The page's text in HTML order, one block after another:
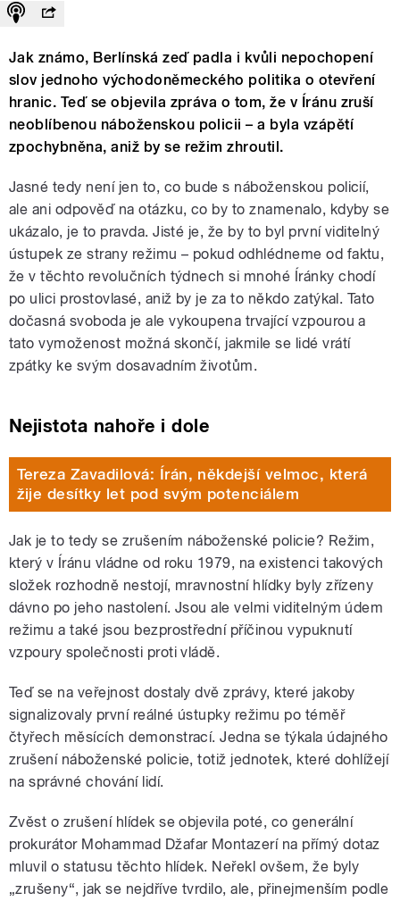
Jak známo, Berlínská zeď padla i kvůli nepochopení
slov jednoho východoněmeckého politika o otevření
hranic. Teď se objevila zpráva o tom, že v Íránu zruší
neoblíbenou náboženskou policii – a byla vzápětí
zpochybněna, aniž by se režim zhroutil.
Jasné tedy není jen to, co bude s náboženskou policií,
ale ani odpověď na otázku, co by to znamenalo, kdyby se
ukázalo, je to pravda. Jisté je, že by to byl první viditelný
ústupek ze strany režimu – pokud odhlédneme od faktu,
že v těchto revolučních týdnech si mnohé Íránky chodí
po ulici prostovlasé, aniž by je za to někdo zatýkal. Tato
dočasná svoboda je ale vykoupena trvající vzpourou a
tato vymoženost možná skončí, jakmile se lidé vrátí
zpátky ke svým dosavadním životům.
Nejistota nahoře i dole
Tereza Zavadilová: Írán, někdejší velmoc, která
žije desítky let pod svým potenciálem
Jak je to tedy se zrušením náboženské policie? Režim,
který v Íránu vládne od roku 1979, na existenci takových
složek rozhodně nestojí, mravnostní hlídky byly zřízeny
dávno po jeho nastolení. Jsou ale velmi viditelným údem
režimu a také jsou bezprostřední příčinou vypuknutí
vzpoury společnosti proti vládě.
Teď se na veřejnost dostaly dvě zprávy, které jakoby
signalizovaly první reálné ústupky režimu po téměř
čtyřech měsících demonstrací. Jedna se týkala údajného
zrušení náboženské policie, totiž jednotek, které dohlížejí
na správné chování lidí.
Zvěst o zrušení hlídek se objevila poté, co generální
prokurátor Mohammad Džafar Montazerí na přímý dotaz
mluvil o statusu těchto hlídek. Neřekl ovšem, že byly
„zrušeny“, jak se nejdříve tvrdilo, ale, přinejmenším podle